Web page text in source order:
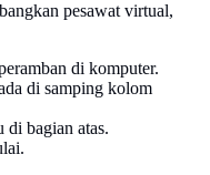
pesawat virtual,
di komputer.
di samping kolom
di bagian atas.